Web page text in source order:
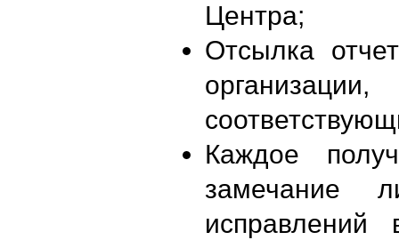
Центра;
Отсылка
Каждое
замечание
исправлений